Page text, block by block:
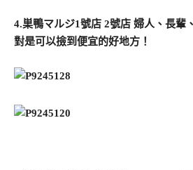
4.巣鴨マルジ1號店 2號店 婦人、長輩
對是可以撿到便宜的好地方！